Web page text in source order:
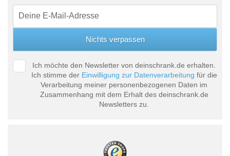
Ich möchte den Newsletter von deinschrank.de erhalten.
Ich stimme der Einwilligung zur Datenverarbeitung für die
Verarbeitung meiner personenbezogenen Daten im
Zusammenhang mit dem Erhalt des deinschrank.de
Newsletters zu.